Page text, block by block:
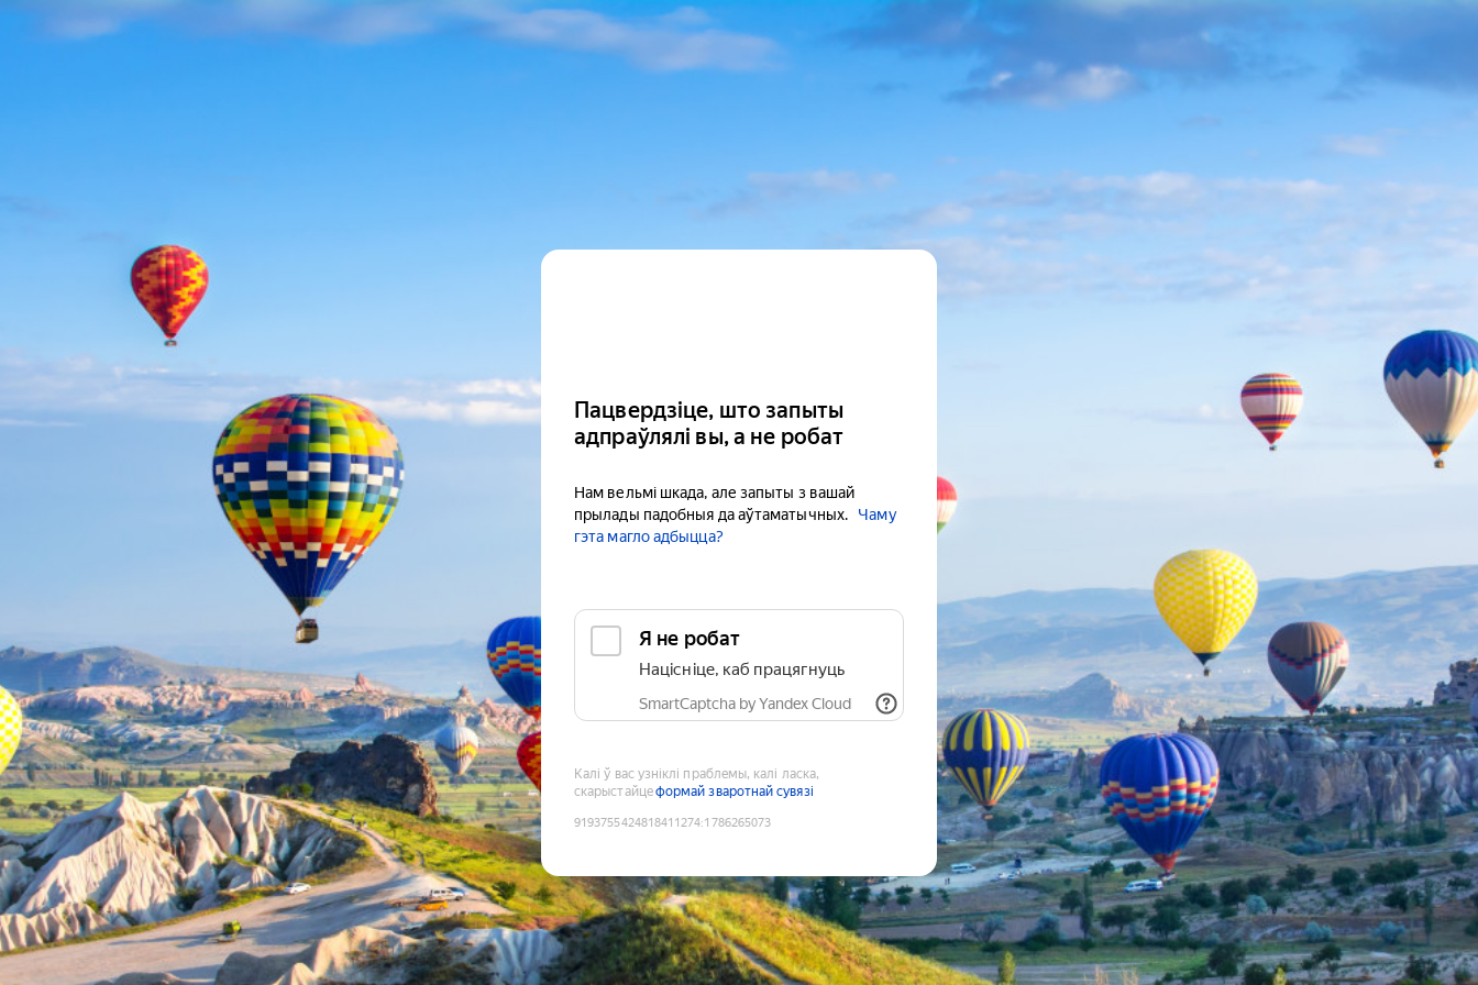
Пацвердзіце, што запыты
адпраўлялі вы, а не робат
Нам вельмі шкада, але запыты з вашай
прылады падобныя да аўтаматычных.
Чаму
гэта магло адбыцца?
Я не робат
Націсніце, каб працягнуць
SmartCaptcha by Yandex Cloud
Калі ў вас узніклі праблемы, калі ласка,
скарыстайцеформай зваротнай сувязі
9193755424818411274:1786265073